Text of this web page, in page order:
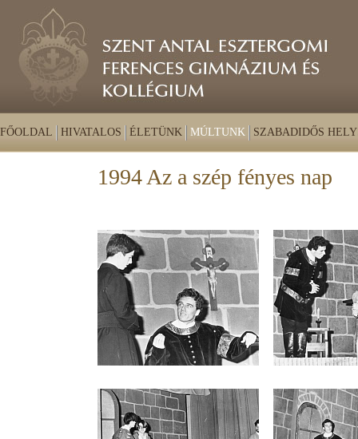
FŐOLDAL HIVATALOS ÉLETÜNK MÚLTUNK SZABADIDŐS
1994 Az a szép fényes nap